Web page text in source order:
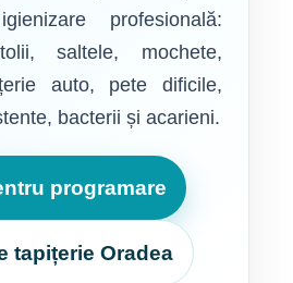
profesională:
saltele, mochete,
auto, pete dificile,
bacterii și acarieni.
programare
tapițerie Oradea